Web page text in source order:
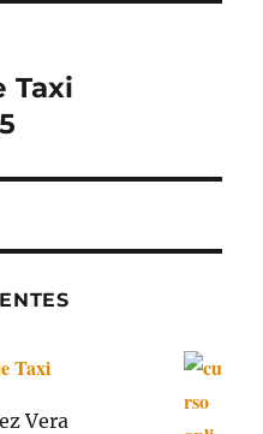
Taxi
Taxi
Vera